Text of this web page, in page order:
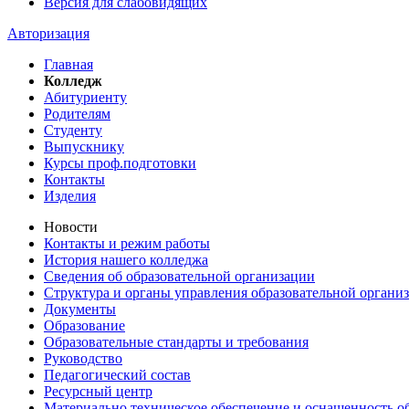
Авторизация
Главная
Колледж
Абитуриенту
Родителям
Студенту
Выпускнику
Курсы проф.подготовки
Контакты
Изделия
Новости
Контакты и режим работы
История нашего колледжа
Сведения об образовательной организации
Структура и органы управления образовательной
Документы
Образование
Образовательные стандарты и требования
Руководство
Педагогический состав
Ресурсный центр